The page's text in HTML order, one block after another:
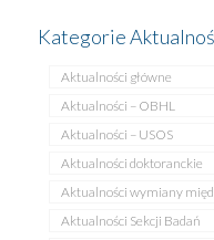
Kategorie
Aktualności główne
Aktualności – OBHL
Aktualności – USOS
Aktualności doktoranckie
Aktualności wymiany
Aktualności Sekcji Badań